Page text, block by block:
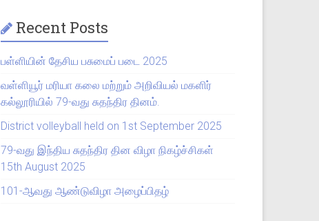
Recent Posts
பள்ளியின் தேசிய பசுமைப் படை 2025
வள்ளியூர் மரியா கலை மற்றும் அறிவியல் மகளிர்
கல்லூரியில் 79-வது சுதந்திர தினம்.
District volleyball held on 1st September 2025
79-வது இந்திய சுதந்திர தின விழா நிகழ்ச்சிகள்
15th August 2025
101-ஆவது ஆண்டுவிழா அழைப்பிதழ்